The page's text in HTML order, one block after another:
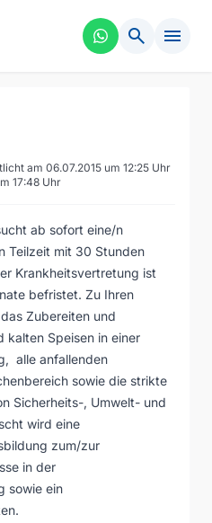
search menu
am 06.07.2015 um 12:25 Uhr
17:48 Uhr
ab sofort eine/n
Teilzeit mit 30 Stunden
Krankheitsvertretung ist
befristet. Zu Ihren
Zubereiten und
kalten Speisen in einer
alle anfallenden
sowie die strikte
Sicherheits-, Umwelt- und
wird eine
zum/zur
in der
sowie ein